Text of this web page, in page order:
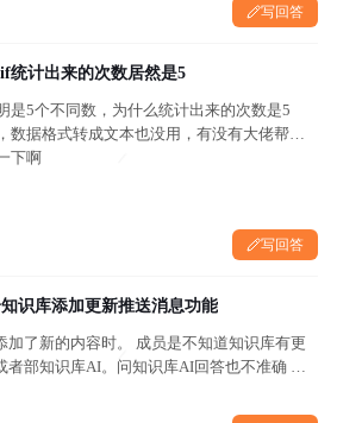
写回答
统计出来的次数居然是5
是5个不同数，为什么统计出来的次数是5
数据格式转成文本也没用，有没有大佬帮解
下啊
写回答
知识库添加更新推送消息功能
加了新的内容时。 成员是不知道知识库有更
者部知识库AI。问知识库AI回答也不准确 我
比如按日期汇总文件，分成两类：修改的...